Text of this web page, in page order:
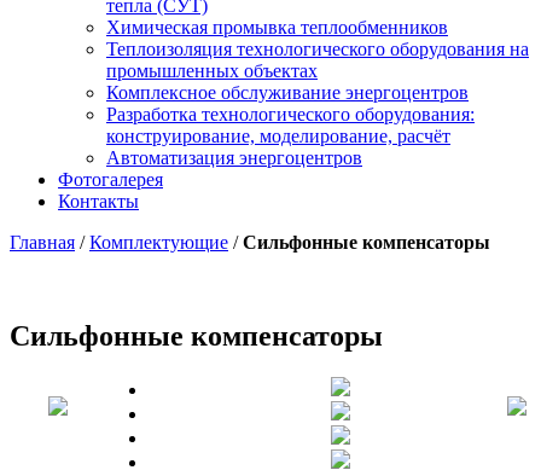
тепла (СУТ)
Химическая промывка теплообменников
Теплоизоляция технологического оборудования на
промышленных объектах
Комплексное обслуживание энергоцентров
Разработка технологического оборудования:
конструирование, моделирование, расчёт
Автоматизация энергоцентров
Фотогалерея
Контакты
Главная /Комплектующие /Сильфонные компенсаторы
Сильфонные компенсаторы